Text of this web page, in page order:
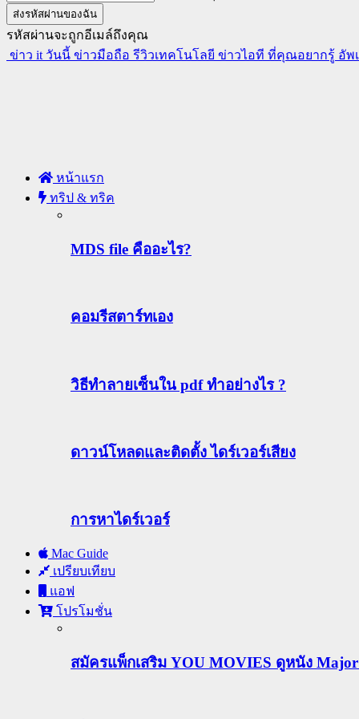
รหัสผ่านจะถูกอีเมล์ถึงคุณ
ข่าว it วันนี้ ข่าวมือถือ รีวิวเทคโนโลยี ข่าวไอที ที่คุณอยากรู้ อัพ
หน้าแรก
ทริป & ทริค
MDS file คืออะไร?
คอมรีสตาร์ทเอง
วิธีทําลายเซ็นใน pdf ทำอย่างไร ?
ดาวน์โหลดและติดตั้ง ไดร์เวอร์เสียง
การหาไดร์เวอร์
Mac Guide
เปรียบเทียบ
แอฟ
โปรโมชั่น
สมัครแพ็กเสริม YOU MOVIES ดูหนัง